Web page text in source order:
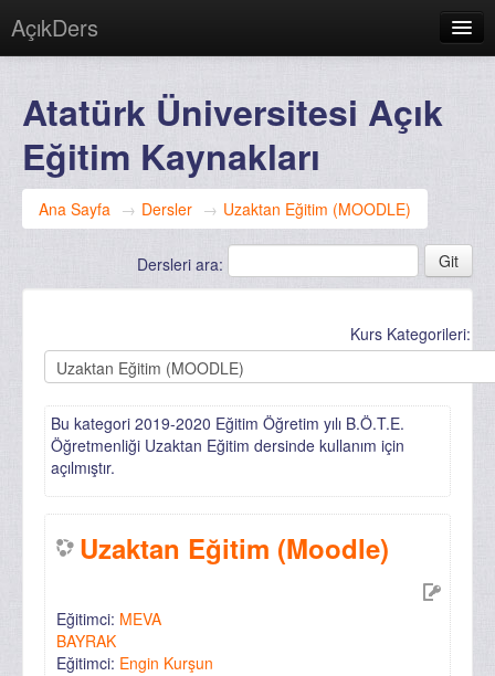
AçıkDers
Giriş yapmadınız. (Giriş yap)
Atatürk Üniversitesi Açık
Eğitim Kaynakları
Ana Sayfa → Dersler → Uzaktan Eğitim (MOODLE)
Dersleri ara:
Kurs Kategorileri:
Bu kategori 2019-2020 Eğitim Öğretim yılı B.Ö.T.E.
Öğretmenliği Uzaktan Eğitim dersinde kullanım için
açılmıştır.
Uzaktan Eğitim (Moodle)
Eğitimci: MEVA
BAYRAK
Eğitimci: Engin Kurşun